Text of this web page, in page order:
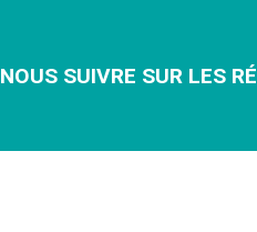
NOUS SUIVRE SUR LES